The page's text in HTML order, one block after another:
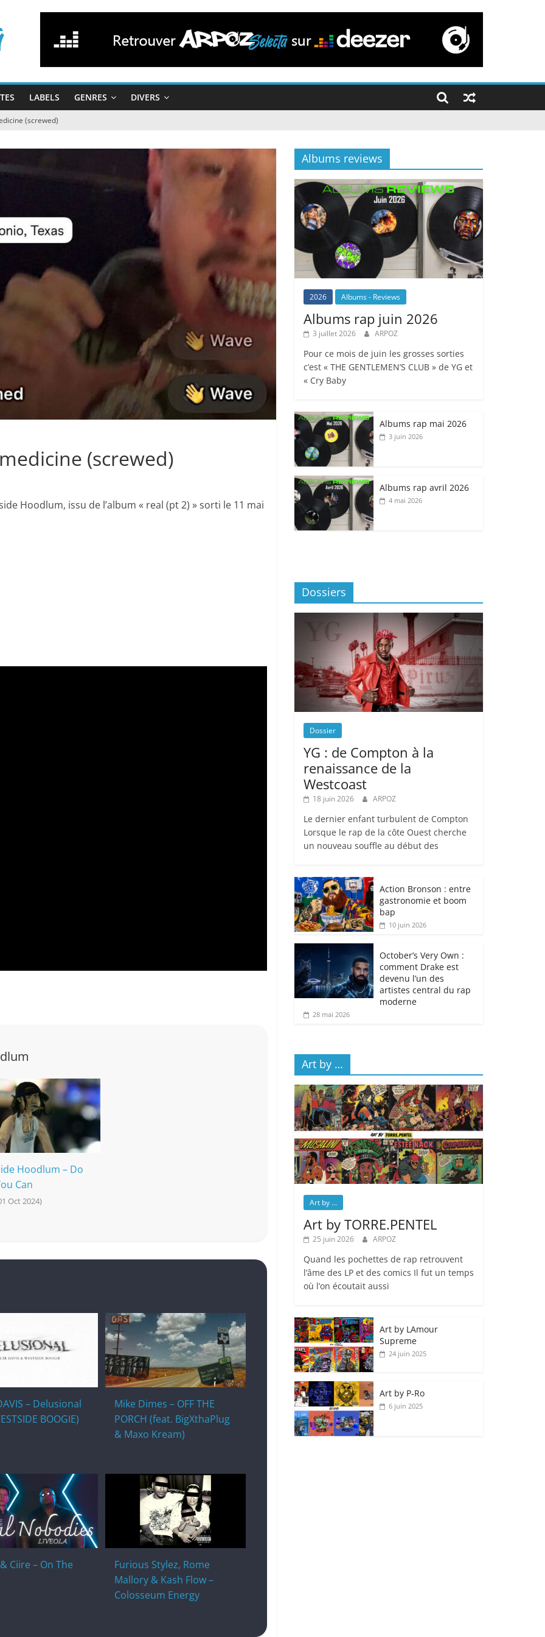
LABELS GENRES DIVERS
(screwed)
(screwed)
Hoodlum, issu de l’album « real (pt 2) » sorti le 11 mai
Hoodlum – Do
Can
Oct 2024)
– Delusional
BOOGIE)
Mike Dimes – OFF THE
PORCH (feat. BigXthaPlug
& Maxo Kream)
Ciire – On The
Furious Stylez, Rome
Mallory & Kash Flow –
Colosseum Energy
Albums reviews
2026 Albums - Reviews
Albums rap juin 2026
3 juillet 2026 ARPOZ
Pour ce mois de juin les grosses sorties
c’est « THE GENTLEMEN’S CLUB » de YG et
« Cry Baby
Albums rap mai 2026
3 juin 2026
Albums rap avril 2026
4 mai 2026
Dossiers
Dossier
YG : de Compton à la
renaissance de la
Westcoast
18 juin 2026 ARPOZ
Le dernier enfant turbulent de Compton
Lorsque le rap de la côte Ouest cherche
un nouveau souffle au début des
Action Bronson : entre
gastronomie et boom
bap
10 juin 2026
October’s Very Own :
comment Drake est
devenu l’un des
artistes central du rap
moderne
28 mai 2026
Art by …
Art by ...
Art by TORRE.PENTEL
25 juin 2026 ARPOZ
Quand les pochettes de rap retrouvent
l’âme des LP et des comics Il fut un temps
où l’on écoutait aussi
Art by LAmour
Supreme
24 juin 2025
Art by P‑Ro
6 juin 2025